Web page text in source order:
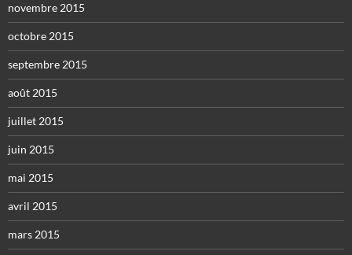
novembre 2015
octobre 2015
septembre 2015
août 2015
juillet 2015
juin 2015
mai 2015
avril 2015
mars 2015